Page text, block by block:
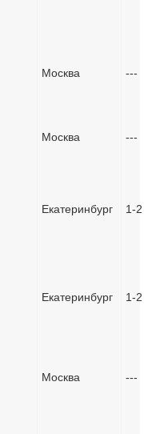
Москва ---
Москва ---
Екатеринбург 1-
Екатеринбург 1-
Москва ---